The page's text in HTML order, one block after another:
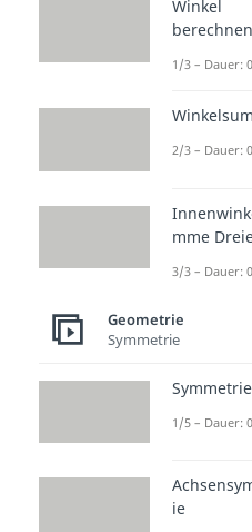
—
Jetzt
Winkel
berechnen
1/3 – Dauer:
2/3 – Dauer:
mme
3/3 – Dauer:
Geometrie
Symmetrie
Symmetrie
1/5 – Dauer:
ie